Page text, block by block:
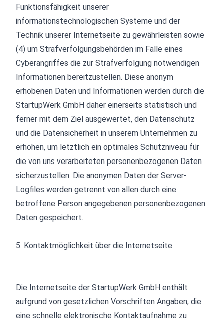
Funktionsfähigkeit unserer
informationstechnologischen Systeme und der
Technik unserer Internetseite zu gewährleisten sowie
(4) um Strafverfolgungsbehörden im Falle eines
Cyberangriffes die zur Strafverfolgung notwendigen
Informationen bereitzustellen. Diese anonym
erhobenen Daten und Informationen werden durch die
StartupWerk GmbH daher einerseits statistisch und
ferner mit dem Ziel ausgewertet, den Datenschutz
und die Datensicherheit in unserem Unternehmen zu
erhöhen, um letztlich ein optimales Schutzniveau für
die von uns verarbeiteten personenbezogenen Daten
sicherzustellen. Die anonymen Daten der Server-
Logfiles werden getrennt von allen durch eine
betroffene Person angegebenen personenbezogenen
Daten gespeichert.
5. Kontakt­möglichkeit über die Internet­seite
Die Internetseite der StartupWerk GmbH enthält
aufgrund von gesetzlichen Vorschriften Angaben, die
eine schnelle elektronische Kontaktaufnahme zu